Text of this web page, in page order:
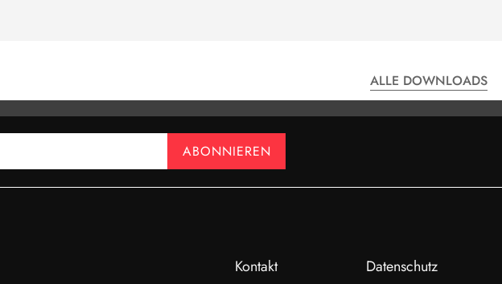
ALLE DOWNLOADS
ABONNIEREN
Kontakt
Datenschutz